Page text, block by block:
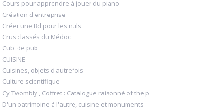
Cours pour apprendre à jouer du piano
Création d'entreprise
Créer une Bd pour les nuls
Crus classés du Médoc
Cub' de pub
CUISINE
Cuisines, objets d'autrefois
Culture scientifique
Cy Twombly , Coffret : Catalogue raisonné of the p
D'un patrimoine à l'autre, cuisine et monuments